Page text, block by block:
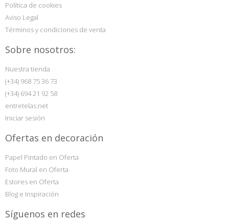
Política de cookies
Aviso Legal
Términos y condiciones de venta
Sobre nosotros:
Nuestra tienda
(+34) 968 75 36 73
(+34) 694 21 92 58
entretelas.net
Iniciar sesión
Ofertas en decoración
Papel Pintado en Oferta
Foto Mural en Oferta
Estores en Oferta
Blog e Inspiración
Síguenos en redes